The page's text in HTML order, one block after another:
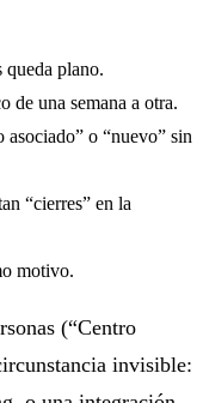
queda plano.
de una semana a otra.
asociado” o “nuevo” sin
“cierres” en la
motivo.
(“Centro
invisible: